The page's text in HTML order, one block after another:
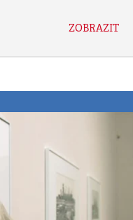
ZOBRAZIT